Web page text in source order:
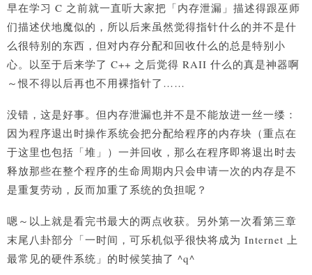
早在学习 C 之前就一直听大家把「内存泄漏」描述得跟巫师
们描述伏地魔似的，所以后来虽然觉得指针什么的并不是什
么很特别的东西，但对内存分配和回收什么的总是特别小
心。以至于后来学了 C++ 之后觉得 RAII 什么的真是神器啊
～恨不得以后再也不用裸指针了……
没错，这是好事。但内存泄漏也并不是不能放进一丝一缕：
因为程序退出时操作系统会把分配给程序的内存块（重点在
于这里也包括「堆」）一并回收，那么在程序即将退出时去
释放那些在整个程序的生命周期内只会申请一次的内存是不
是重复劳动，反而加重了系统的负担呢？
嗯～以上就是看完书最大的两点收获。另外第一次看第三章
末尾八卦部分「一时间，可乐机似乎很快将成为 Internet 上
最常见的硬件系统」的时候笑抽了 ^q^